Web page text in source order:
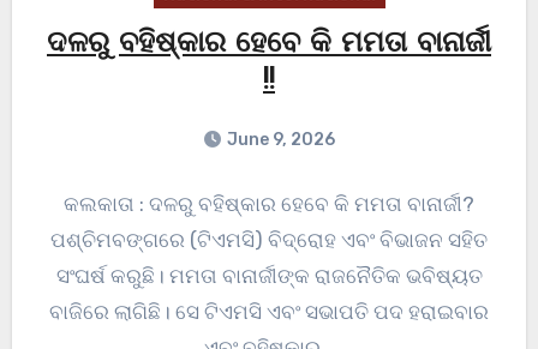
ଦଳରୁ ବହିଷ୍କାର ହେବେ କି ମମତା ବାନାର୍ଜୀ
!!
June 9, 2026
କଲକାତା : ଦଳରୁ ବହିଷ୍କାର ହେବେ କି ମମତା ବାନାର୍ଜୀ?
ପଶ୍ଚିମବଙ୍ଗରେ (ଟିଏମସି) ବିଦ୍ରୋହ ଏବଂ ବିଭାଜନ ସହିତ
ସଂଘର୍ଷ କରୁଛି। ମମତା ବାନାର୍ଜୀଙ୍କ ରାଜନୈତିକ ଭବିଷ୍ୟତ
ବାଜିରେ ଲାଗିଛି। ସେ ଟିଏମସି ଏବଂ ସଭାପତି ପଦ ହରାଇବାର